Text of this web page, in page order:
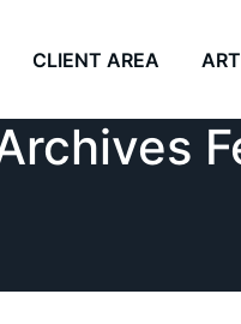
CLIENT AREA